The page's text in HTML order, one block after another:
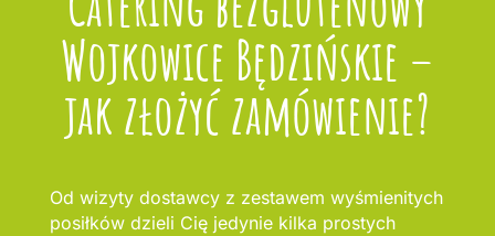
Wojkowice Będzińskie –
jak złożyć zamówienie?
Od wizyty dostawcy z zestawem wyśmienitych
posiłków dzieli Cię jedynie kilka prostych